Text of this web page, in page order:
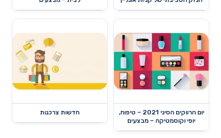
יום הרווקים הסיני 2021 – טיפוח,
יופי וקוסמטיקה – מבצעים
חדשות צרכנות